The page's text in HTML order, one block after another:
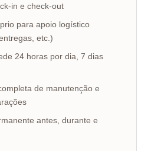
in e check-out
para apoio logístico
etc.)
24 horas por dia, 7 dias
de manutenção e
antes, durante e